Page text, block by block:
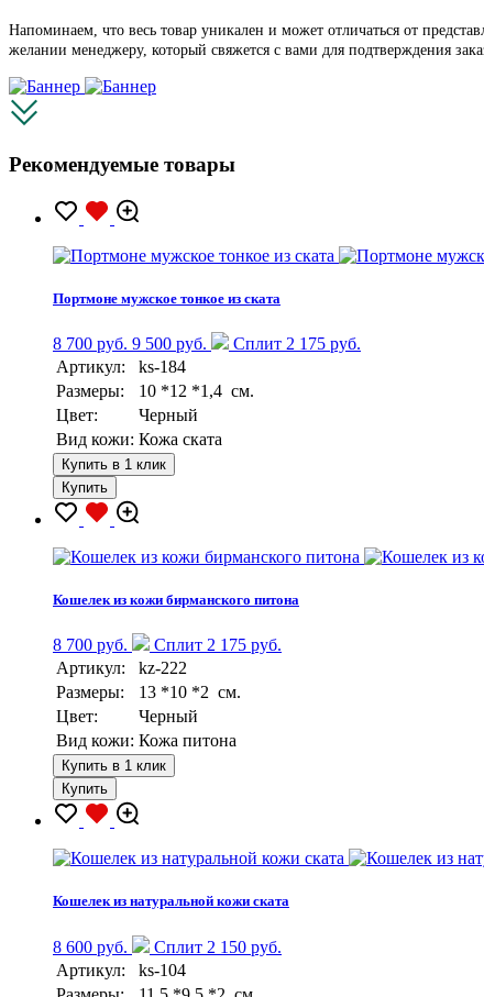
Напоминаем, что весь товар уникален и может отличаться от
желании менеджеру, который свяжется с вами для подтверждения
Рекомендуемые товары
Портмоне мужское тонкое из ската
8 700 руб. 9 500 руб.
Сплит 2 175 руб.
Артикул:
ks-184
Размеры:
10 *12 *1,4 см.
Цвет:
Черный
Вид кожи: Кожа ската
Купить в 1 клик
Купить
Кошелек из кожи бирманского питона
8 700 руб.
Сплит 2 175 руб.
Артикул:
kz-222
Размеры:
13 *10 *2 см.
Цвет:
Черный
Вид кожи: Кожа питона
Купить в 1 клик
Купить
Кошелек из натуральной кожи ската
8 600 руб.
Сплит 2 150 руб.
Артикул:
ks-104